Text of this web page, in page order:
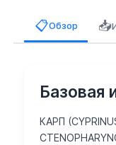
📋Обзор 📥
Базовая
КАРП